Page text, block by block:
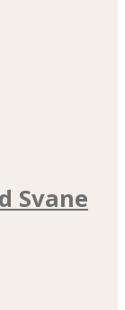
Svane